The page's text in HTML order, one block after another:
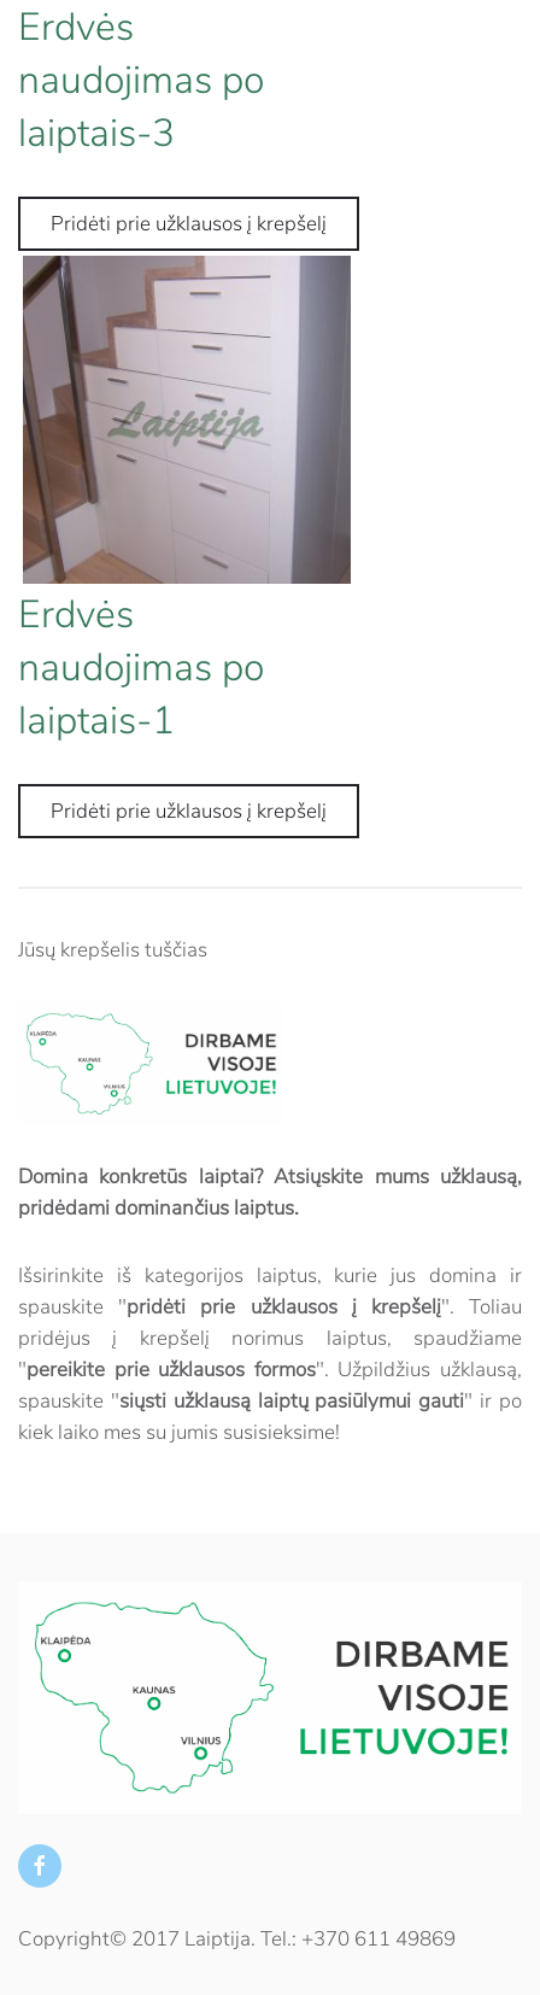
Erdvės
naudojimas po
laiptais-3
Erdvės
naudojimas po
laiptais-1
Jūsų krepšelis tuščias
Domina konkretūs laiptai? Atsiųskite mums užklausą,
pridėdami dominančius laiptus.
Išsirinkite iš kategorijos laiptus, kurie jus domina ir
spauskite "pridėti prie užklausos į krepšelį". Toliau
pridėjus į krepšelį norimus laiptus, spaudžiame
"pereikite prie užklausos formos". Užpildžius užklausą,
spauskite "siųsti užklausą laiptų pasiūlymui gauti" ir po
kiek laiko mes su jumis susisieksime!
Copyright© 2017 Laiptija. Tel.: +370 611 49869